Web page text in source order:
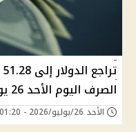
الصرف اليوم الأحد 26 يوليو 2026
الأحد 26/يوليو/2026 - 01:20 م